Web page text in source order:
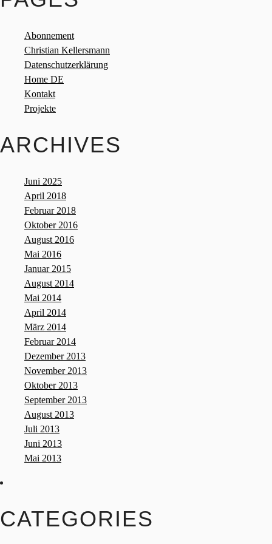
Abonnement
Christian Kellersmann
Datenschutzerklärung
Home DE
Kontakt
Projekte
ARCHIVES
Juni 2025
April 2018
Februar 2018
Oktober 2016
August 2016
Mai 2016
Januar 2015
August 2014
Mai 2014
April 2014
März 2014
Februar 2014
Dezember 2013
November 2013
Oktober 2013
September 2013
August 2013
Juli 2013
Juni 2013
Mai 2013
CATEGORIES